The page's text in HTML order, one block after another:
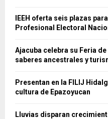
IEEH oferta seis plazas
Profesional Electoral
Ajacuba celebra su Feria
saberes ancestrales y
Presentan en la FILIJ
cultura de Epazoyucan
Lluvias disparan